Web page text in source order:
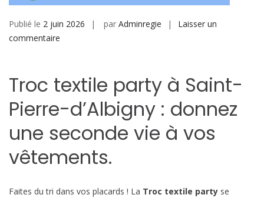
Publié le 2 juin 2026 par Adminregie
Laisser un
commentaire
party
Troc textile party à Saint-
Pierre-d’Albigny : donnez
une seconde vie à vos
vêtements.
Faites du tri dans vos placards ! La Troc textile party se